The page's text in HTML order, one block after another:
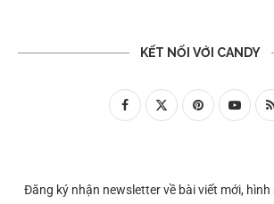
KẾT NỐI VỚI CANDY
Đăng ký nhận newsletter về bài viết mới,